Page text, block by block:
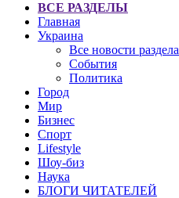
ВСЕ РАЗДЕЛЫ
Главная
Украина
Все новости раздела
События
Политика
Город
Мир
Бизнес
Спорт
Lifestyle
Шоу-биз
Наука
БЛОГИ ЧИТАТЕЛЕЙ